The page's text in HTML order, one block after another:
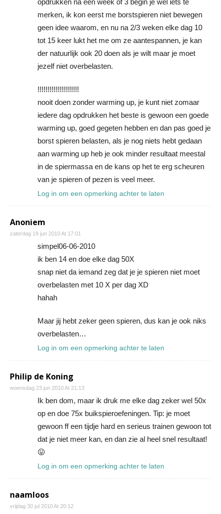
opdrukken na een week of 3 begin je wel iets te
merken, ik kon eerst me borstspieren niet bewegen
geen idee waarom, en nu na 2/3 weken elke dag 10
tot 15 keer lukt het me om ze aantespannen, je kan
der natuurlijk ook 20 doen als je wilt maar je moet
jezelf niet overbelasten.
!!!!!!!!!!!!!!!!!!!!!
nooit doen zonder warming up, je kunt niet zomaar
iedere dag opdrukken het beste is gewoon een goede
warming up, goed gegeten hebben en dan pas goed je
borst spieren belasten, als je nog niets hebt gedaan
aan warming up heb je ook minder resultaat meestal
in de spiermassa en de kans op het te erg scheuren
van je spieren of pezen is veel meer.
Log in om een opmerking achter te laten
Anoniem
zaterdag 19 jun 2010 At 17:01
simpel06-06-2010
ik ben 14 en doe elke dag 50X
snap niet da iemand zeg dat je je spieren niet moet
overbelasten met 10 X per dag XD
hahah
Maar jij hebt zeker geen spieren, dus kan je ook niks
overbelasten…
Log in om een opmerking achter te laten
Philip de Koning
woensdag 23 jun 2010 At 21:13
Ik ben dom, maar ik druk me elke dag zeker wel 50x
op en doe 75x buikspieroefeningen. Tip: je moet
gewoon ff een tijdje hard en serieus trainen gewoon tot
dat je niet meer kan, en dan zie al heel snel resultaat!
😛
Log in om een opmerking achter te laten
naamloos
vrijdag 30 jul 2010 At 20:12